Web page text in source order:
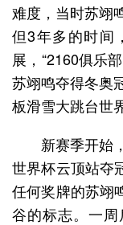
难度，当时苏翊
但3年多的时间
展，“2160俱乐
苏翊鸣夺得冬奥
板滑雪大跳台世
新赛季开始
世界杯云顶站夺
任何奖牌的苏翊
谷的标志。一